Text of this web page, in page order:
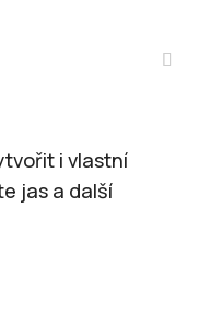
i vlastní
jas a další